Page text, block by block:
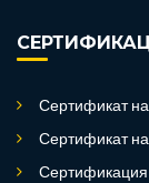
Сертификат
Сертификат